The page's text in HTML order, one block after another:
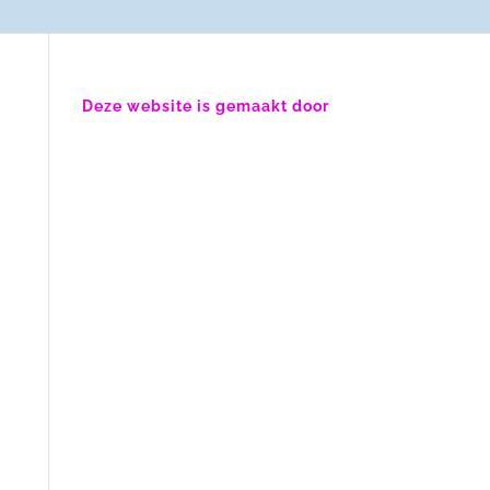
Deze website is gemaakt door